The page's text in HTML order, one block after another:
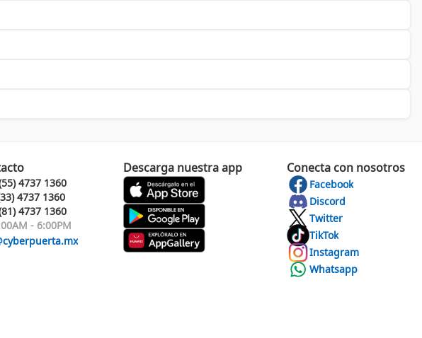
tengas acceso a lo último en tecnología para proteger lo que más valoras.
4737 1360
4737 1360
4737 1360
- 6:00PM
Descarga nuestra app Conecta con nosotros
Facebook
Discord
Twitter
TikTok
Instagram
Whatsapp